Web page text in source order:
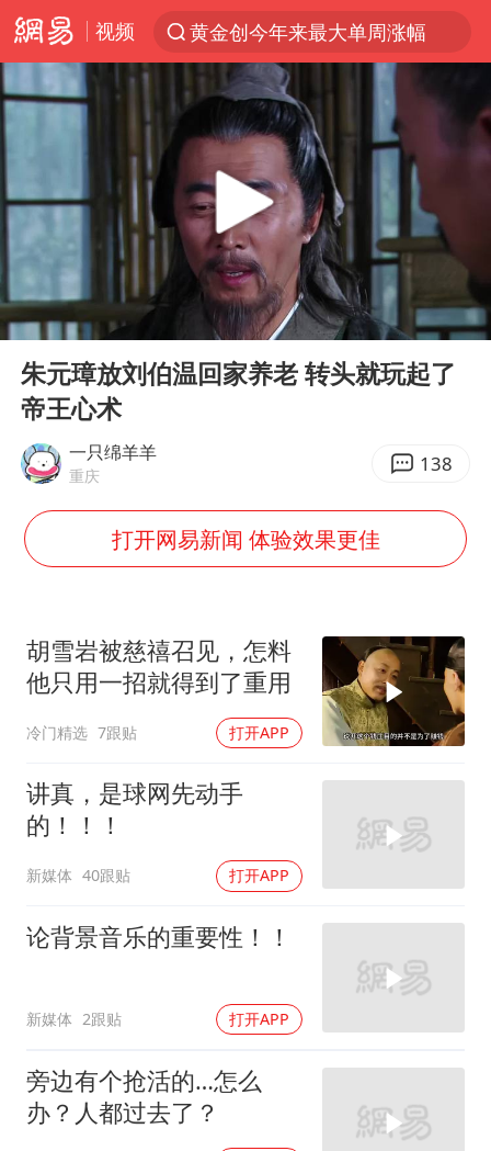
视频
黄金创今年来最大单周涨幅
解锁各地夏日限定体验
白海豚将正面袭击贯穿浙江
男童模仿奥特曼从高处跳下致骨折
金饰克价一夜涨回1300元
名创优品一次性内裤 颜面尽失
视频丨中国东方电气集团原党组副书记、董事宋致远被查
包文婧：二胎很难一碗水端平
女主硬加吻戏短剧已下架
浙江台州《告全体市民书》
郑丽文：台湾从来没有“独立”过
网传《披荆斩棘2026》名单
媒体：“内容由AI生成”不是免责盾牌
人民的健康、体质、幸福一脉相承
Play
10:30
朱元璋放刘伯温回家养老 转头就玩起了
帝王心术
一只绵羊羊
重庆 138
打开网易新闻 体验效果更佳
胡雪岩被慈禧召见，怎料
他只用一招就得到了重用
冷门精选 7跟贴 打开APP
讲真，是球网先动手
的！！！
新媒体 40跟贴 打开APP
论背景音乐的重要性！！
新媒体 2跟贴 打开APP
旁边有个抢活的…怎么
办？人都过去了？